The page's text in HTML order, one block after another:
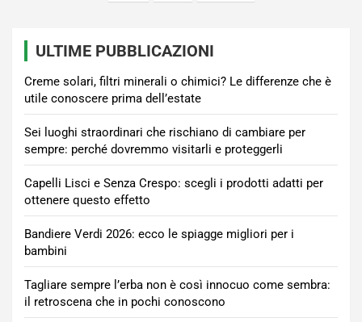
ULTIME PUBBLICAZIONI
Creme solari, filtri minerali o chimici? Le differenze che è
utile conoscere prima dell’estate
Sei luoghi straordinari che rischiano di cambiare per
sempre: perché dovremmo visitarli e proteggerli
Capelli Lisci e Senza Crespo: scegli i prodotti adatti per
ottenere questo effetto
Bandiere Verdi 2026: ecco le spiagge migliori per i
bambini
Tagliare sempre l’erba non è così innocuo come sembra:
il retroscena che in pochi conoscono